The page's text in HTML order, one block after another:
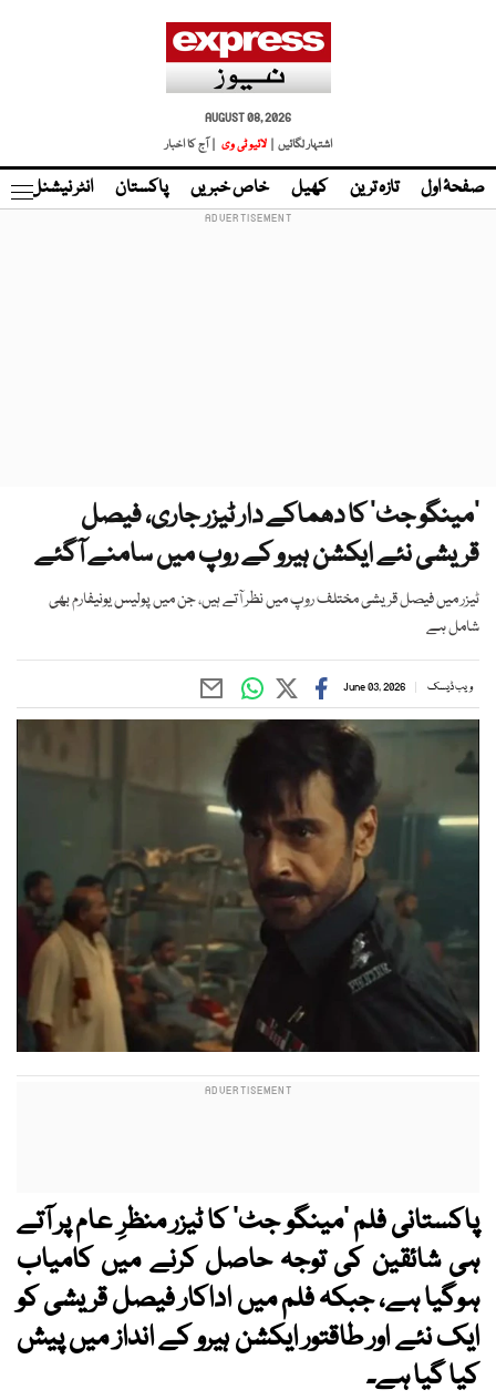
AUGUST 08, 2026
اشتہار لگائیں |
لائیو ٹی وی | آج کا اخبار
صفحۂ اول تازہ ترین کھیل خاص خبریں پاکستان انٹر نیشنل
’مینگو جٹ‘ کا دھماکے دار ٹیزر جاری، فیصل
قریشی نئے ایکشن ہیرو کے روپ میں سامنے آگئے
ٹیزر میں فیصل قریشی مختلف روپ میں نظر آتے ہیں، جن میں پولیس یونیفارم بھی
شامل ہے
ویب ڈیسک June 03, 2026
پاکستانی فلم ’مینگو جٹ‘ کا ٹیزر منظرِ عام پر آتے
ہی شائقین کی توجہ حاصل کرنے میں کامیاب
ہوگیا ہے، جبکہ فلم میں اداکار فیصل قریشی کو
ایک نئے اور طاقتور ایکشن ہیرو کے انداز میں پیش
کیا گیا ہے۔